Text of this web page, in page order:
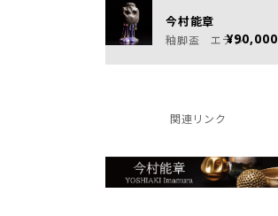
今村能章
釉脚盃 エデン¥90,000
関連リンク